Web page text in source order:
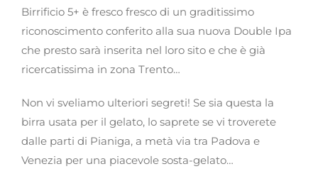
Birrificio 5+ è fresco fresco di un graditissimo
riconoscimento conferito alla sua nuova Double Ipa
che presto sarà inserita nel loro sito e che è già
ricercatissima in zona Trento…
Non vi sveliamo ulteriori segreti! Se sia questa la
birra usata per il gelato, lo saprete se vi troverete
dalle parti di Pianiga, a metà via tra Padova e
Venezia per una piacevole sosta-gelato…